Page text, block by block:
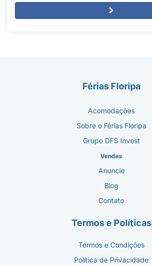
Férias Floripa
Acomodações
Sobre o Férias Floripa
Grupo DFS Invest
Vendas
Anuncie
Blog
Contato
Termos e Políticas
Termos e Condições
Política de Privacidade